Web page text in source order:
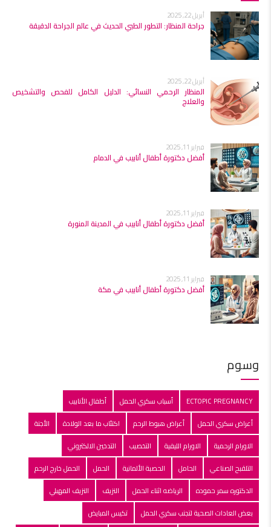
أبريل 22, 2025
جراحة المنظار: التطور الطبي الحديث في عالم الجراحة الدقيقة
أبريل 22, 2025
المنظار الرحمي النسائي: الدليل الكامل للفحص والتشخيص
والعلاج
فبراير 11, 2025
أفضل دكتورة أطفال أنابيب في الدمام
فبراير 11, 2025
أفضل دكتورة أطفال أنابيب في المدينة المنورة
فبراير 11, 2025
أفضل دكتورة أطفال أنابيب في مكة
وسوم
ECTOPIC PREGNANCY أسباب سكري الحمل
أطفال الأنابيب
أعراض سكري الحمل
أعراض هبوط الرحم اكتئاب ما بعد الولادة
الأجنة
الاورام الرحمية
الاورام الليفية التخصيب
التدخين الالكتروني
التلقبح الصناعي
الحامل الحصبة الألمانية الحمل
الحمل خارج الرحم
الدكتوره سمر حموده
الرياضه اثناء الحمل النزيف
النزيف المهبلي
بعض العادات الصحية لتجنب سكري الحمل
تكيس المبايض